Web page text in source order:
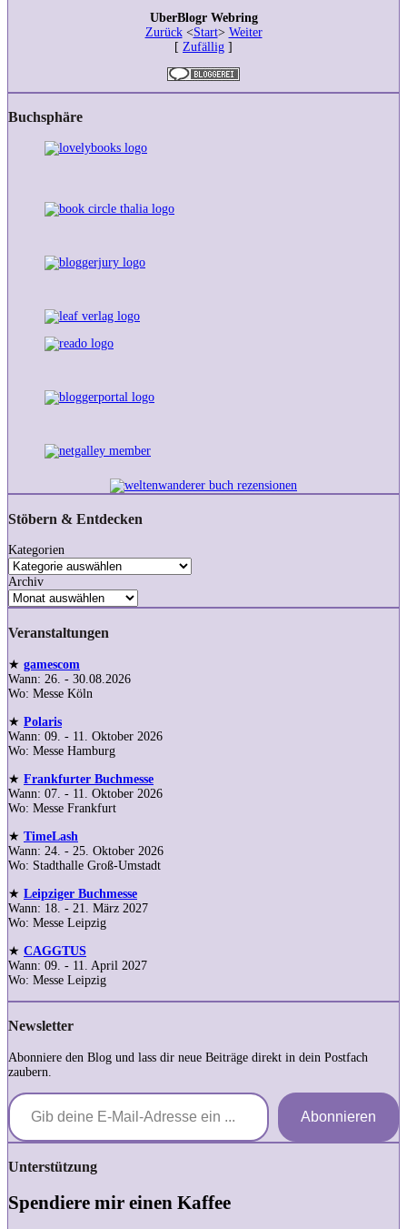
UberBlogr Webring
Zurück<Start> Weiter
[ Zufällig ]
Buchsphäre
Stöbern & Entdecken
Kategorien
Archiv
Veranstaltungen
★ gamescom
Wann: 26. - 30.08.2026
Wo: Messe Köln
★ Polaris
Wann: 09. - 11. Oktober 2026
Wo: Messe Hamburg
★ Frankfurter Buchmesse
Wann: 07. - 11. Oktober 2026
Wo: Messe Frankfurt
★ TimeLash
Wann: 24. - 25. Oktober 2026
Wo: Stadthalle Groß-Umstadt
★ Leipziger Buchmesse
Wann: 18. - 21. März 2027
Wo: Messe Leipzig
★ CAGGTUS
Wann: 09. - 11. April 2027
Wo: Messe Leipzig
Newsletter
Abonniere den Blog und lass dir neue Beiträge direkt in dein Postfach
zaubern.
Gib deine E-Mail-Adresse ein ...
Abonnieren
Unterstützung
Spendiere mir einen Kaffee